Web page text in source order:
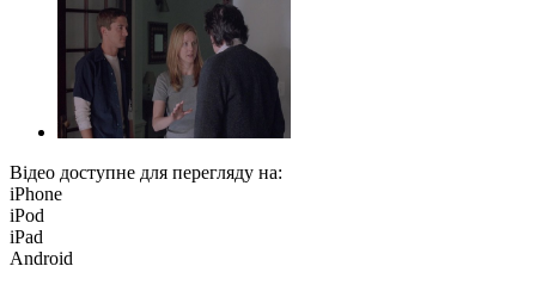
Відео доступне для перегляду на:
iPhone
iPod
iPad
Android